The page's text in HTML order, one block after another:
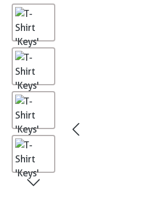
Bildergalerie überspringen